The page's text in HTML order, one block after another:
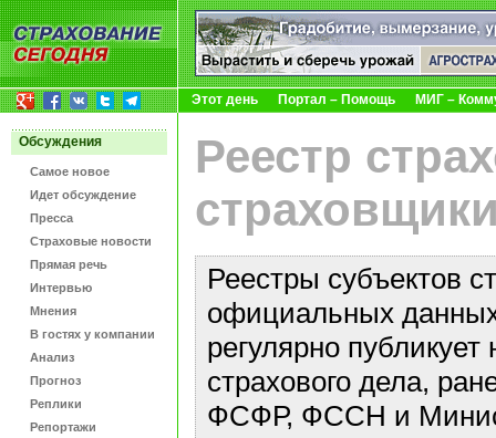
Этот день Портал – Помощь МИГ –
Обсуждения
Самое новое
Идет обсуждение
Пресса
Страховые новости
Прямая речь
Интервью
Мнения
В гостях у компании
Анализ
Прогноз
Реплики
Репортажи
Реестр
Реестры субъектов
официальных данных
регулярно
страхового дела,
ФСФР, ФССН и